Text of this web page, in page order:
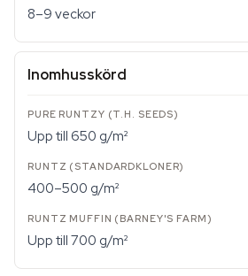
8–9 veckor
Inomhusskörd
Upp till 650 g/m²
400–500 g/m²
Upp till 700 g/m²